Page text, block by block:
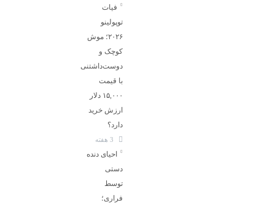
فیات
توپولینو
۲۰۲۶؛ موش
کوچک و
دوست‌داشتنی
با قیمت
۱۵,۰۰۰ دلار
ارزش خرید
دارد؟
احیای دنده
دستی
توسط
فراری؛